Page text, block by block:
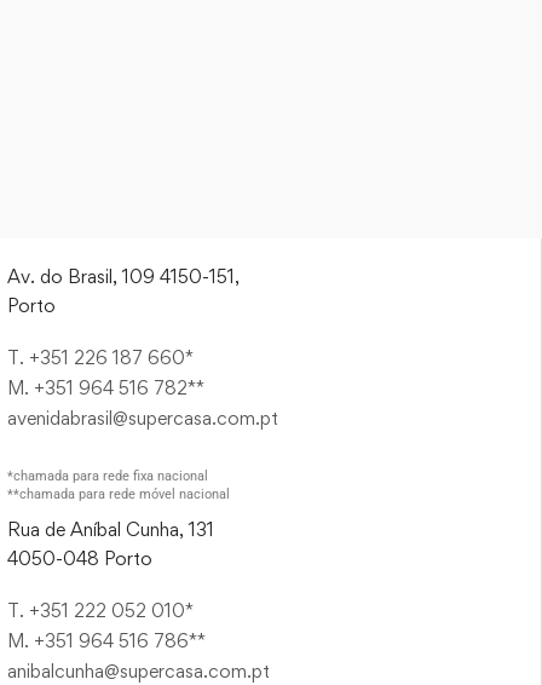
Av. do Brasil, 109 4150-151,
Porto
T. +351 226 187 660*
M. +351 964 516 782**
avenidabrasil@supercasa.com.pt
*chamada para rede fixa nacional
**chamada para rede móvel nacional
Rua de Aníbal Cunha, 131
4050-048 Porto
T. +351 222 052 010*
M. +351 964 516 786**
anibalcunha@supercasa.com.pt